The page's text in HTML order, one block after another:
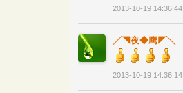
2013-10-19 14:36:44
╱◥夜◆鹰◤╲
2013-10-19 14:36:14